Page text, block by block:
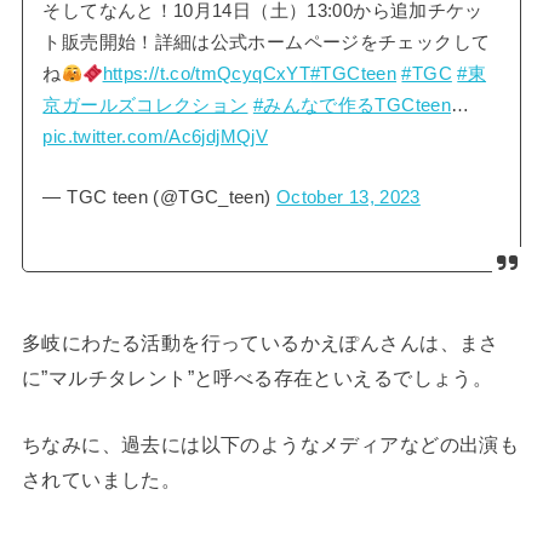
そしてなんと！10月14日（土）13:00から追加チケッ
ト販売開始！詳細は公式ホームページをチェックして
ね
https://t.co/tmQcyqCxYT#TGCteen #TGC #東
京ガールズコレクション #みんなで作るTGCteen…
pic.twitter.com/Ac6jdjMQjV
— TGC teen (@TGC_teen) October 13, 2023
多岐にわたる活動を行っているかえぽんさんは、まさ
に”マルチタレント”と呼べる存在といえるでしょう。
ちなみに、過去には以下のようなメディアなどの出演も
されていました。